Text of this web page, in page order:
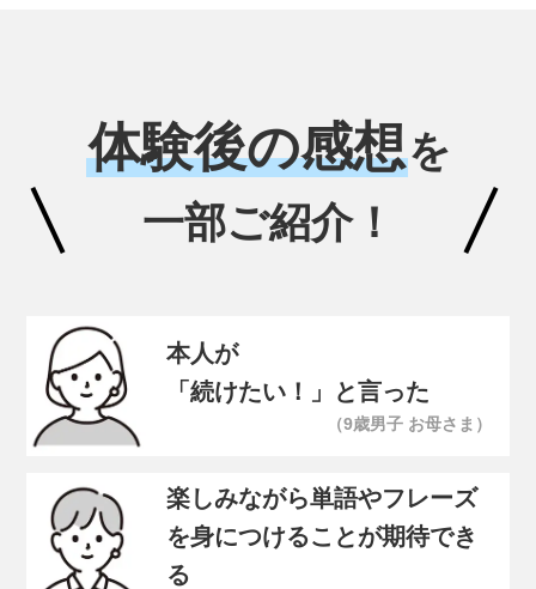
体験後の感想を
一部ご紹介！
本人が
「続けたい！」と言った
（9歳男子 お母さま）
楽しみながら単語やフレーズ
を身につけることが期待でき
る